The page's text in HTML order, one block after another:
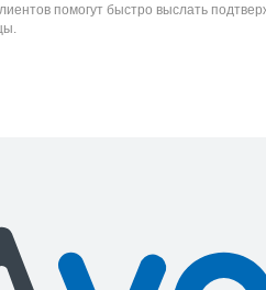
помогут быстро выслать